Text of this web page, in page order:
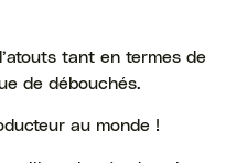
tant en termes de
de débouchés.
au monde !